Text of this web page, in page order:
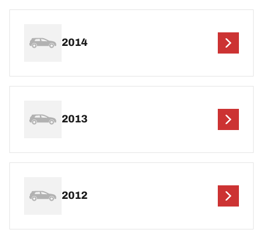
2014
2013
2012